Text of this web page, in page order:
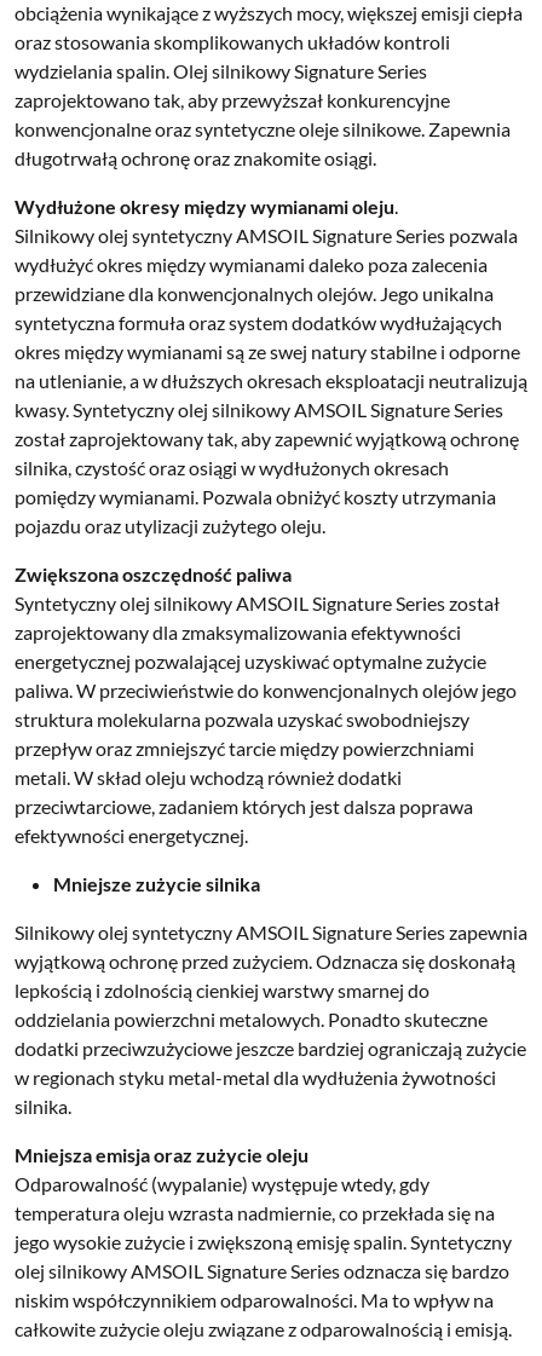
obciążenia wynikające z wyższych mocy, większej emisji ciepła
oraz stosowania skomplikowanych układów kontroli
wydzielania spalin. Olej silnikowy Signature Series
zaprojektowano tak, aby przewyższał konkurencyjne
konwencjonalne oraz syntetyczne oleje silnikowe. Zapewnia
długotrwałą ochronę oraz znakomite osiągi.
Wydłużone okresy między wymianami oleju.
Silnikowy olej syntetyczny AMSOIL Signature Series pozwala
wydłużyć okres między wymianami daleko poza zalecenia
przewidziane dla konwencjonalnych olejów. Jego unikalna
syntetyczna formuła oraz system dodatków wydłużających
okres między wymianami są ze swej natury stabilne i odporne
na utlenianie, a w dłuższych okresach eksploatacji neutralizują
kwasy. Syntetyczny olej silnikowy AMSOIL Signature Series
został zaprojektowany tak, aby zapewnić wyjątkową ochronę
silnika, czystość oraz osiągi w wydłużonych okresach
pomiędzy wymianami. Pozwala obniżyć koszty utrzymania
pojazdu oraz utylizacji zużytego oleju.
Zwiększona oszczędność paliwa
Syntetyczny olej silnikowy AMSOIL Signature Series został
zaprojektowany dla zmaksymalizowania efektywności
energetycznej pozwalającej uzyskiwać optymalne zużycie
paliwa. W przeciwieństwie do konwencjonalnych olejów jego
struktura molekularna pozwala uzyskać swobodniejszy
przepływ oraz zmniejszyć tarcie między powierzchniami
metali. W skład oleju wchodzą również dodatki
przeciwtarciowe, zadaniem których jest dalsza poprawa
efektywności energetycznej.
Mniejsze zużycie silnika
Silnikowy olej syntetyczny AMSOIL Signature Series zapewnia
wyjątkową ochronę przed zużyciem. Odznacza się doskonałą
lepkością i zdolnością cienkiej warstwy smarnej do
oddzielania powierzchni metalowych. Ponadto skuteczne
dodatki przeciwzużyciowe jeszcze bardziej ograniczają zużycie
w regionach styku metal-metal dla wydłużenia żywotności
silnika.
Mniejsza emisja oraz zużycie oleju
Odparowalność (wypalanie) występuje wtedy, gdy
temperatura oleju wzrasta nadmiernie, co przekłada się na
jego wysokie zużycie i zwiększoną emisję spalin. Syntetyczny
olej silnikowy AMSOIL Signature Series odznacza się bardzo
niskim współczynnikiem odparowalności. Ma to wpływ na
całkowite zużycie oleju związane z odparowalnością i emisją.